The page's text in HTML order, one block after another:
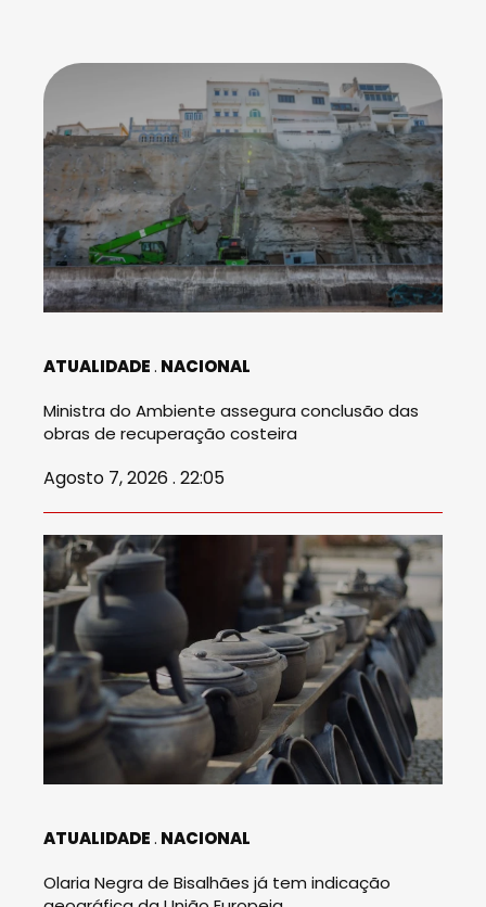
ATUALIDADE NACIONAL
Ministra do Ambiente assegura conclusão das
obras de recuperação costeira
Agosto 7, 2026 . 22:05
ATUALIDADE NACIONAL
Olaria Negra de Bisalhães já tem indicação